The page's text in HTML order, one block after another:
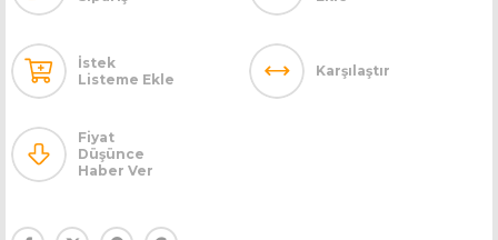
İstek
Listeme Ekle
Karşılaştır
Fiyat
Düşünce
Haber Ver